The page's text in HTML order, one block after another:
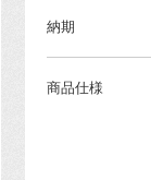
納期
商品仕様